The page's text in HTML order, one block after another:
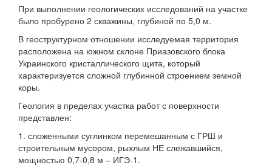
При выполнении геологических исследований на участке
было пробурено 2 скважины, глубиной по 5,0 м.
В геоструктурном отношении исследуемая территория
расположена на южном склоне Приазовского блока
Украинского кристаллического щита, который
характеризуется сложной глубинной строением земной
коры.
Геология в пределах участка работ с поверхности
представлен:
1. сложенными суглинком перемешанным с ГРШ и
строительным мусором, рыхлым НЕ слежавшийся,
мощностью 0,7-0,8 м – ИГЭ-1.